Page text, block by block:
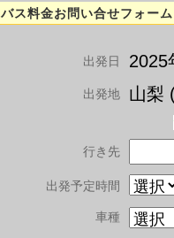
バス料金お問い合せフォーム
出発日 2025
出発地 山梨
行き先
出発予定時間
車種